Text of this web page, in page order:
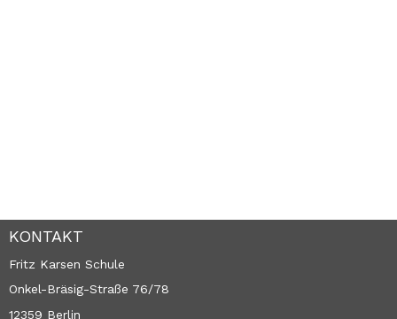
KONTAKT
Fritz Karsen Schule
Onkel-Bräsig-Straße 76/78
12359 Berlin